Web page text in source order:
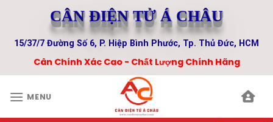
content
CÂN ĐIỆN TỬ Á CHÂU
15/37/7 Đường Số 6, P. Hiệp Bình Phước, Tp. Thủ Đức, HCM
Cân Chính Xác Cao - Chất Lượng Chính Hãng
MENU